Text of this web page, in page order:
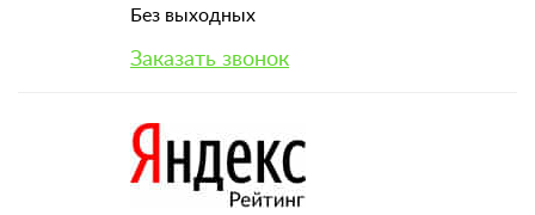
Без выходных
Заказать звонок